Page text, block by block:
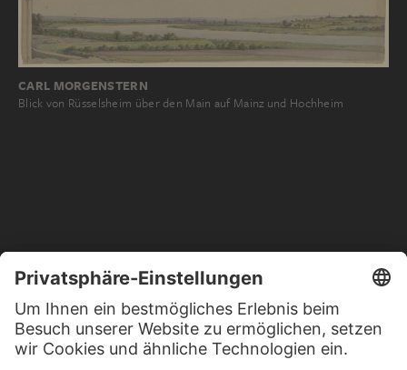
CARL MORGENSTERN
Blick von Rüsselsheim über den Main auf Mainz und Hochheim